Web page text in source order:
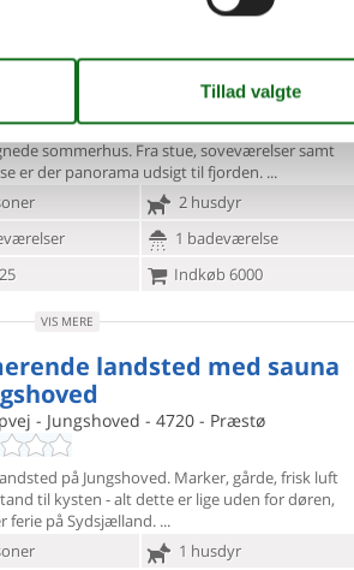
med panoramaudsigt
udsigt over Præstø fjord, ligger dette fine
sommerhus. Fra stue, soveværelser samt
er der panorama udsigt til fjorden.
2 husdyr
1 badeværelse
Indkøb 6000
VIS MERE
landsted med sauna
- Jungshoved - 4720 - Præstø
på Jungshoved. Marker, gårde, frisk luft
til kysten - alt dette er lige uden for døren,
ferie på Sydsjælland.
1 husdyr